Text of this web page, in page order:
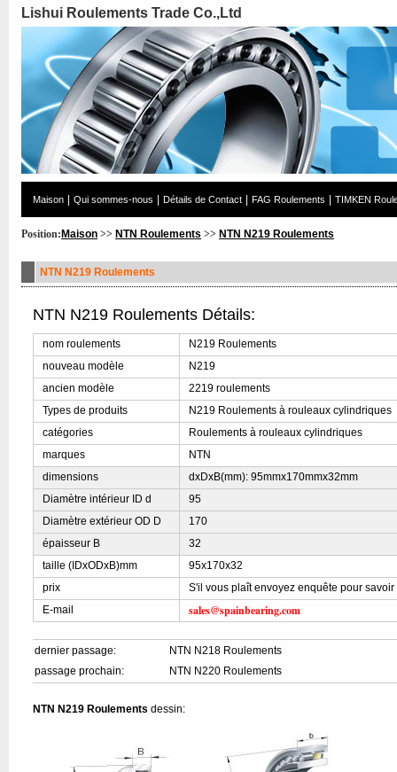
Lishui Roulements Trade Co.,Ltd
Maison Qui sommes-nous Détails de Contact FAG Roulements TIMKEN
Position: Maison >> NTN Roulements >> NTN N219 Roulements
NTN N219 Roulements
NTN N219 Roulements Détails:
nom roulements
N219 Roulements
nouveau modèle
N219
ancien modèle
2219 roulements
Types de produits
N219 Roulements à rouleaux cylindriques
catégories
Roulements à rouleaux cylindriques
marques
NTN
dimensions
dxDxB(mm): 95mmx170mmx32mm
Diamètre intérieur ID d
95
Diamètre extérieur OD D
170
épaisseur B
32
taille (IDxODxB)mm
95x170x32
prix
S'il vous plaît envoyez enquête pour
E-mail
sales@spainbearing.com
dernier passage:
NTN N218 Roulements
passage prochain:
NTN N220 Roulements
NTN N219 Roulements dessin: